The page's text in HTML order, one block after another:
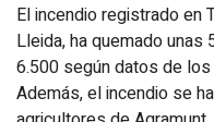
El incendio registrado en
Lleida, ha quemado
6.500 según datos de
Además, el incendio se